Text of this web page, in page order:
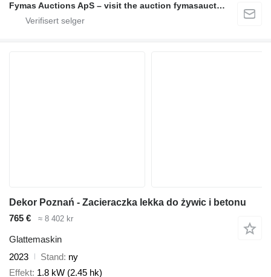
Fymas Auctions ApS – visit the auction fymasauctions.dk
Dekor Poznań - Zacieraczka lekka do żywic i betonu
765 €
≈ 8 402 kr
Glattemaskin
2023
Stand ny
Effekt 1.8 kW (2.45 hk)